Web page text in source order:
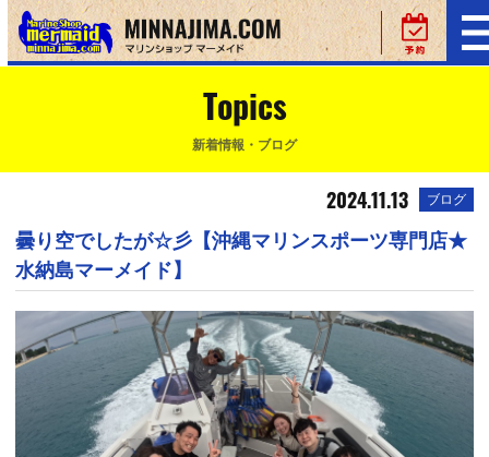
Topics
新着情報・ブログ
2024.11.13 ブログ
曇り空でしたが☆彡【沖縄マリンスポーツ専門店★
水納島マーメイド】